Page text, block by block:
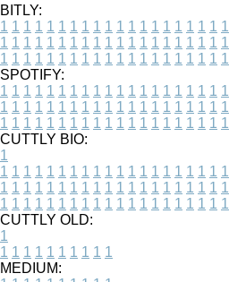
BITLY:
1 1 1 1 1 1 1 1 1 1 1 1 1 1 1 1 1 1 1 1
1 1 1 1 1 1 1 1 1 1 1 1 1 1 1 1 1 1 1 1
1 1 1 1 1 1 1 1 1 1 1 1 1 1 1 1 1 1 1 1
SPOTIFY:
1 1 1 1 1 1 1 1 1 1 1 1 1 1 1 1 1 1 1 1
1 1 1 1 1 1 1 1 1 1 1 1 1 1 1 1 1 1 1 1
1 1 1 1 1 1 1 1 1 1 1 1 1 1 1 1 1 1 1 1
CUTTLY BIO:
1
1 1 1 1 1 1 1 1 1 1 1 1 1 1 1 1 1 1 1 1
1 1 1 1 1 1 1 1 1 1 1 1 1 1 1 1 1 1 1 1
1 1 1 1 1 1 1 1 1 1 1 1 1 1 1 1 1 1 1 1
CUTTLY OLD:
1
1 1 1 1 1 1 1 1 1 1
MEDIUM: